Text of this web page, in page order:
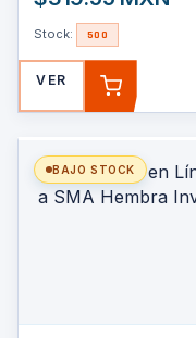
Stock: 500
VER
AGREGAR
BAJO STOCK